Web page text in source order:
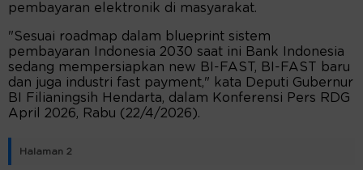
pembayaran elektronik di masyarakat.
"Sesuai roadmap dalam blueprint sistem
pembayaran Indonesia 2030 saat ini Bank Indonesia
sedang mempersiapkan new BI-FAST, BI-FAST baru
dan juga industri fast payment," kata Deputi Gubernur
BI Filianingsih Hendarta, dalam Konferensi Pers RDG
April 2026, Rabu (22/4/2026).
Halaman 2